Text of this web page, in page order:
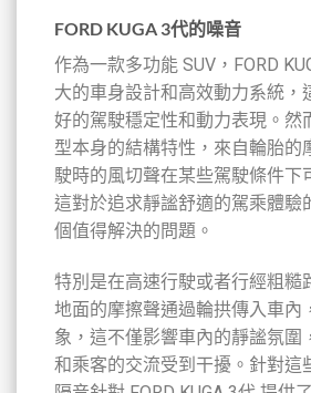
FORD KUGA 3代的噪音
作為一款多功能 SUV，FORD
大的車身設計和高效動力系統，
好的駕駛穩定性和動力表現。然
型本身的結構特性，來自輪胎的
駛時的風切聲在某些駕駛條件下
這對於追求靜謐舒適的駕乘體驗
個值得解決的問題。
特別是在高速行駛或者行經粗糙
地面的摩擦聲通過輪拱傳入車內
象，這不僅影響車內的靜謐氛圍
和乘客的交流受到干擾。針對這